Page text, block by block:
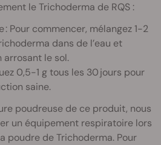
le Trichoderma de RQS :
: Pour commencer, mélangez 1-2
dans de l’eau et
le sol.
0,5-1 g tous les 30 jours pour
saine.
poudreuse de ce produit, nous
un équipement respiratoire lors
poudre de Trichoderma. Pour